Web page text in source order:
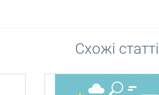
Схожі статті